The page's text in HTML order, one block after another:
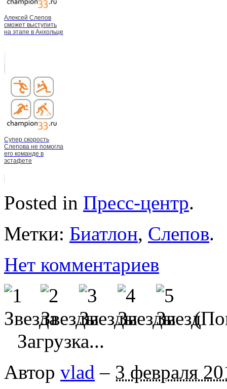
Алексей Слепов
сможет выступить
на этапе в Анхольце
Супер скорость
Слепова не помогла
его команде в
эстафете
Posted in Пресс-центр.
Метки: Биатлон, Слепов.
Нет комментариев
Загрузка...
Автор vlad – 3 февраля